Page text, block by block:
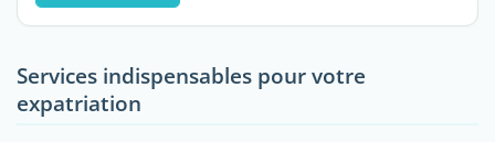
Services indispensables pour votre
expatriation